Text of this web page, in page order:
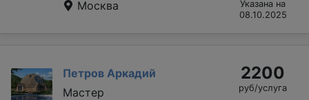
Москва
Указана на
08.10.2025
Петров Аркадий
Мастер
2200
руб/услуга